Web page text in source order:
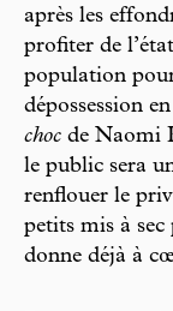
après les
profiter de
population pour
dépossession
choc de Naomi
le public sera
renflouer le
petits mis à
donne déjà à